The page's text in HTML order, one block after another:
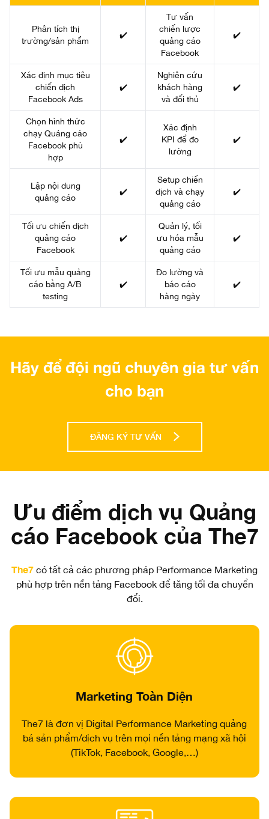
Phân tích thị
trường/sản phẩm
✔️
Tư vấn
chiến lược
quảng cáo
Facebook
✔️
Xác định mục tiêu
chiến dịch
Facebook Ads
✔️
Nghiên cứu
khách hàng
và đối thủ
✔️
Chọn hình thức
chạy Quảng cáo
Facebook phù
hợp
✔️
Xác định
KPI để đo
lường
✔️
Lập nội dung
quảng cáo
✔️
Setup chiến
dịch và chạy
quảng cáo
✔️
Tối ưu chiến dịch
quảng cáo
Facebook
✔️
Quản lý, tối
ưu hóa mẫu
quảng cáo
✔️
Tối ưu mẫu quảng
cáo bằng A/B
testing
✔️
Đo lường và
báo cáo
hàng ngày
✔️
Hãy để đội ngũ chuyên gia tư vấn
cho bạn
ĐĂNG KÝ TƯ VẤN
Ưu điểm dịch vụ Quảng
cáo Facebook của The7
The7 có tất cả các phương pháp Performance Marketing
phù hợp trên nền tảng Facebook để tăng tối đa chuyển
đổi.
Marketing Toàn Diện
The7 là đơn vị Digital Performance Marketing quảng
bá sản phẩm/dịch vụ trên mọi nền tảng mạng xã hội
(TikTok, Facebook, Google,…)